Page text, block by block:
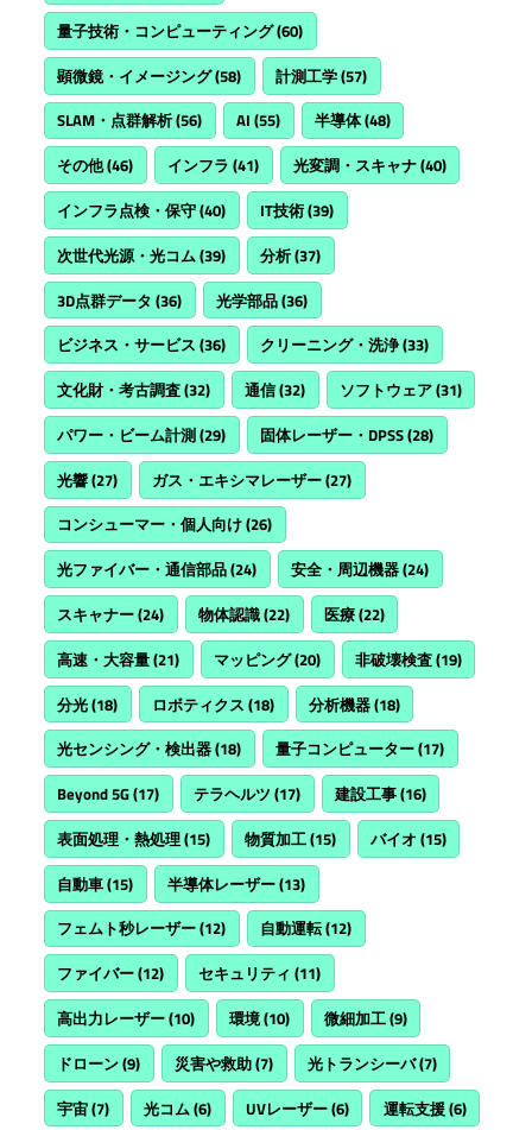
量子技術・コンピューティング(60)
顕微鏡・イメージング(58) 計測工学(57)
SLAM・点群解析(56) AI (55) 半導体(48)
その他(46) インフラ (41) 光変調・スキャナ(40)
インフラ点検・保守(40) IT技術(39)
次世代光源・光コム(39) 分析(37)
3D点群データ (36) 光学部品(36)
ビジネス・サービス (36) クリーニング・洗浄(33)
文化財・考古調査(32) 通信(32) ソフトウェア(31)
パワー・ビーム計測(29) 固体レーザー・DPSS(28)
光響(27) ガス・エキシマレーザー(27)
コンシューマー・個人向け(26)
光ファイバー・通信部品(24) 安全・周辺機器(24)
スキャナー(24) 物体認識(22) 医療(22)
高速・大容量(21) マッピング(20) 非破壊検査(19)
分光(18) ロボティクス (18) 分析機器(18)
光センシング・検出器(18) 量子コンピューター(17)
Beyond 5G(17) テラヘルツ (17) 建設工事(16)
表面処理・熱処理(15) 物質加工(15) バイオ (15)
自動車(15) 半導体レーザー(13)
フェムト秒レーザー(12) 自動運転(12)
ファイバー(12) セキュリティ (11)
高出力レーザー(10) 環境(10) 微細加工(9)
ドローン(9) 災害や救助(7) 光トランシーバ(7)
宇宙(7) 光コム(6) UVレーザー(6) 運転支援(6)